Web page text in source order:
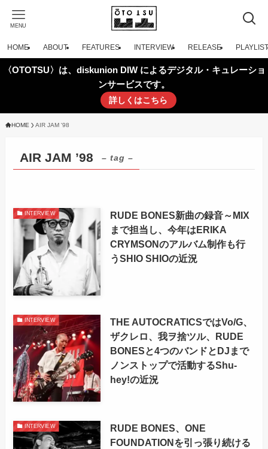
MENU
HOME ABOUT FEATURES INTERVIEW RELEASE PLAYLIST
〈OTOTSU〉は、diskunion DIW によるデジタル・キュレーショ
ンサービスです。
詳しくはこちら
HOME AIR JAM '98
AIR JAM ’98 – tag –
INTERVIEW
RUDE BONES新曲の録音～MIX
まで担当し、今年はERIKA
CRYMSONのアルバム制作も行
うSHIO SHIOの近況
INTERVIEW
THE AUTOCRATICSではVo/G、
ザクレロ、我ヲ捨ツル、RUDE
BONESと4つのバンドとDJまで
ノンストップで活動するShu-
hey!の近況
INTERVIEW
RUDE BONES、ONE
FOUNDATIONを引っ張り続ける